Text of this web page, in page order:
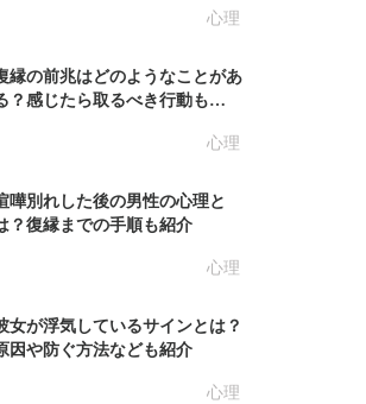
心理
心理
縁の前兆はどのようなことがあ
？感じたら取るべき行動も…
心理
嘩別れした後の男性の心理と
？復縁までの手順も紹介
心理
女が浮気しているサインとは？
因や防ぐ方法なども紹介